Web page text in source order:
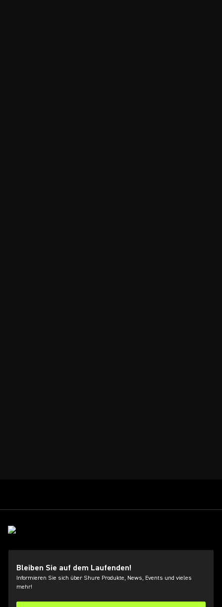
Bleiben Sie auf dem Laufenden!
Informieren Sie sich über Shure Produkte, News, Events und vieles
mehr!